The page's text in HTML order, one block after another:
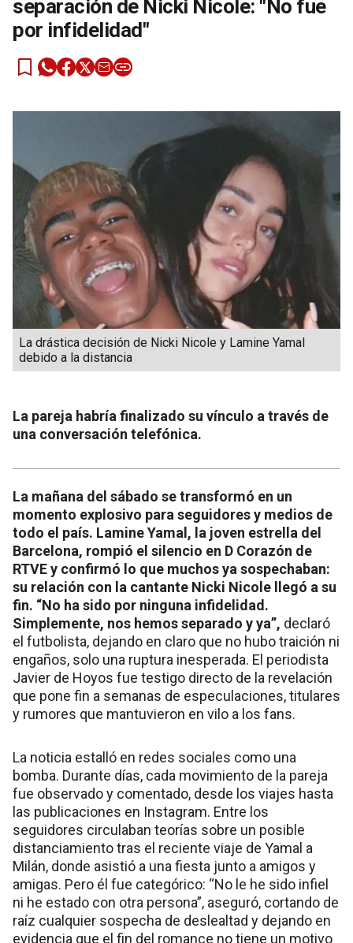
separación de Nicki Nicole: "No fue
por infidelidad"
La drástica decisión de Nicki Nicole y Lamine Yamal
debido a la distancia
La pareja habría finalizado su vínculo a través de
una conversación telefónica.
La mañana del sábado se transformó en un
momento explosivo para seguidores y medios de
todo el país. Lamine Yamal, la joven estrella del
Barcelona, rompió el silencio en D Corazón de
RTVE y confirmó lo que muchos ya sospechaban:
su relación con la cantante Nicki Nicole llegó a su
fin. “No ha sido por ninguna infidelidad.
Simplemente, nos hemos separado y ya”, declaró
el futbolista, dejando en claro que no hubo traición ni
engaños, solo una ruptura inesperada. El periodista
Javier de Hoyos fue testigo directo de la revelación
que pone fin a semanas de especulaciones, titulares
y rumores que mantuvieron en vilo a los fans.
La noticia estalló en redes sociales como una
bomba. Durante días, cada movimiento de la pareja
fue observado y comentado, desde los viajes hasta
las publicaciones en Instagram. Entre los
seguidores circulaban teorías sobre un posible
distanciamiento tras el reciente viaje de Yamal a
Milán, donde asistió a una fiesta junto a amigos y
amigas. Pero él fue categórico: “No le he sido infiel
ni he estado con otra persona”, aseguró, cortando de
raíz cualquier sospecha de deslealtad y dejando en
evidencia que el fin del romance no tiene un motivo